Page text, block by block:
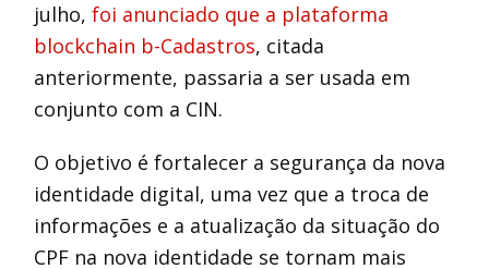
julho,foi anunciado que a plataforma
blockchain b-Cadastros, citada
anteriormente, passaria a ser usada em
conjunto com a CIN.
O objetivo é fortalecer a segurança da nova
identidade digital, uma vez que a troca de
informações e a atualização da situação do
CPF na nova identidade se tornam mais